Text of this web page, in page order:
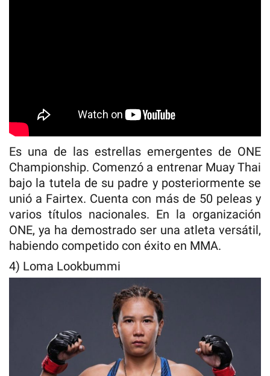
Es una de las estrellas emergentes de ONE
Championship. Comenzó a entrenar Muay Thai
bajo la tutela de su padre y posteriormente se
unió a Fairtex. Cuenta con más de 50 peleas y
varios títulos nacionales. En la organización
ONE, ya ha demostrado ser una atleta versátil,
habiendo competido con éxito en MMA.
4) Loma Lookbummi